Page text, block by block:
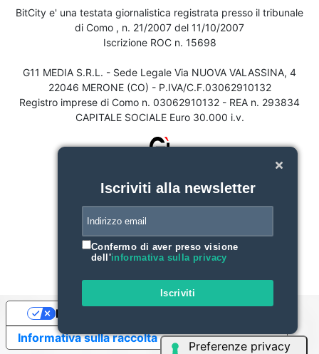
BitCity e' una testata giornalistica registrata presso il tribunale
di Como , n. 21/2007 del 11/10/2007
Iscrizione ROC n. 15698
G11 MEDIA S.R.L. - Sede Legale Via NUOVA VALASSINA, 4
22046 MERONE (CO) - P.IVA/C.F.03062910132
Registro imprese di Como n. 03062910132 - REA n. 293834
CAPITALE SOCIALE Euro 30.000 i.v.
Iscriviti alla newsletter
Confermo di aver preso visione
dell'informativa sulla privacy
Iscriviti
Informativa sulla raccolta
Le tue preferenze relative alla privacy